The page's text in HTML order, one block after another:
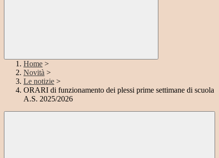
Home >
Novità >
Le notizie >
ORARI di funzionamento dei plessi prime settimane di scuola
A.S. 2025/2026